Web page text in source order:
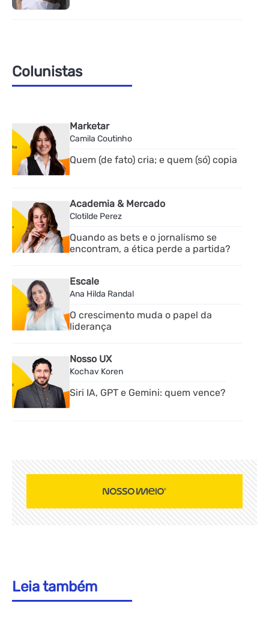
Colunistas
Marketar
Camila Coutinho
Quem (de fato) cria; e quem (só) copia
Academia & Mercado
Clotilde Perez
Quando as bets e o jornalismo se
encontram, a ética perde a partida?
Escale
Ana Hilda Randal
O crescimento muda o papel da
liderança
Nosso UX
Kochav Koren
Siri IA, GPT e Gemini: quem vence?
Leia também